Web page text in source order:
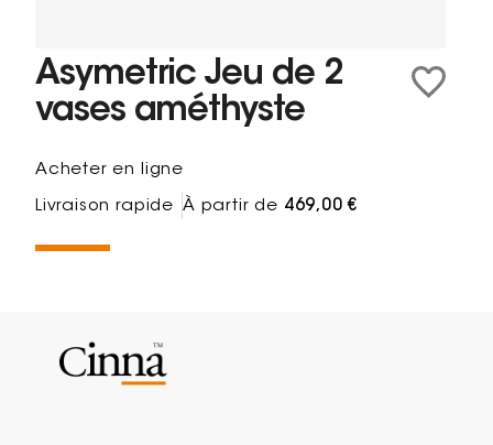
Asymetric Jeu de 2
vases améthyste
Acheter en ligne
Livraison rapide À partir de 469,00 €